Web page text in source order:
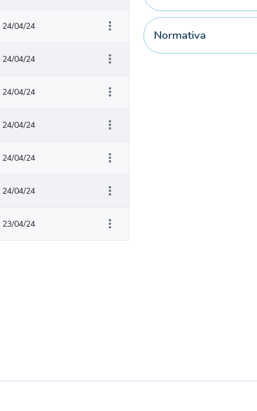
24/04/24
24/04/24
24/04/24
24/04/24
24/04/24
24/04/24
23/04/24
Normativa